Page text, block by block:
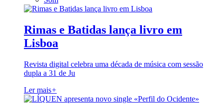
Rimas e Batidas lança livro em
Lisboa
Revista digital celebra uma década de música com sessão
dupla a 31 de Ju
Ler mais+